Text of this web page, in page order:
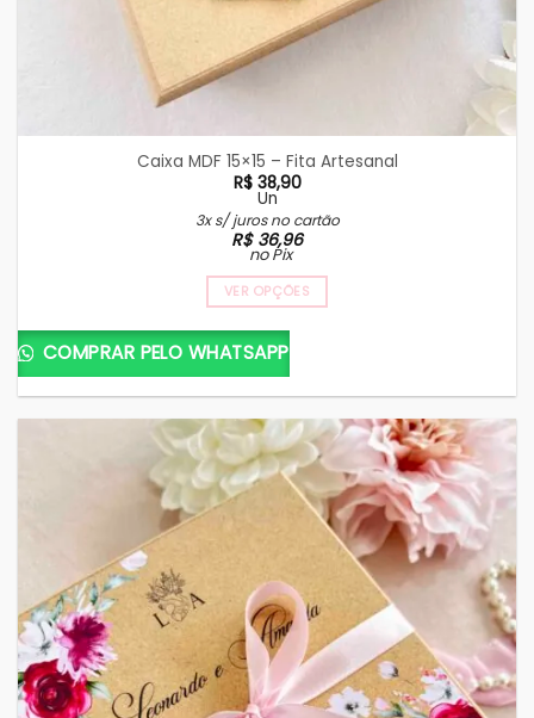
Caixa MDF 15×15 – Fita Artesanal
R$38,90
Un
3x s/ juros no cartão
R$36,96
no Pix
VER OPÇÕES
COMPRAR PELO WHATSAPP